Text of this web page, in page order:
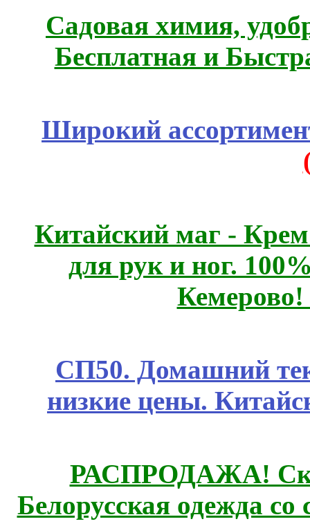
Садовая химия,
Бесплатная и
Широкий
Китайский маг -
для рук и ног.
СП50. Домашний
низкие цены.
РАСПРОДАЖА!
Белорусская одежда